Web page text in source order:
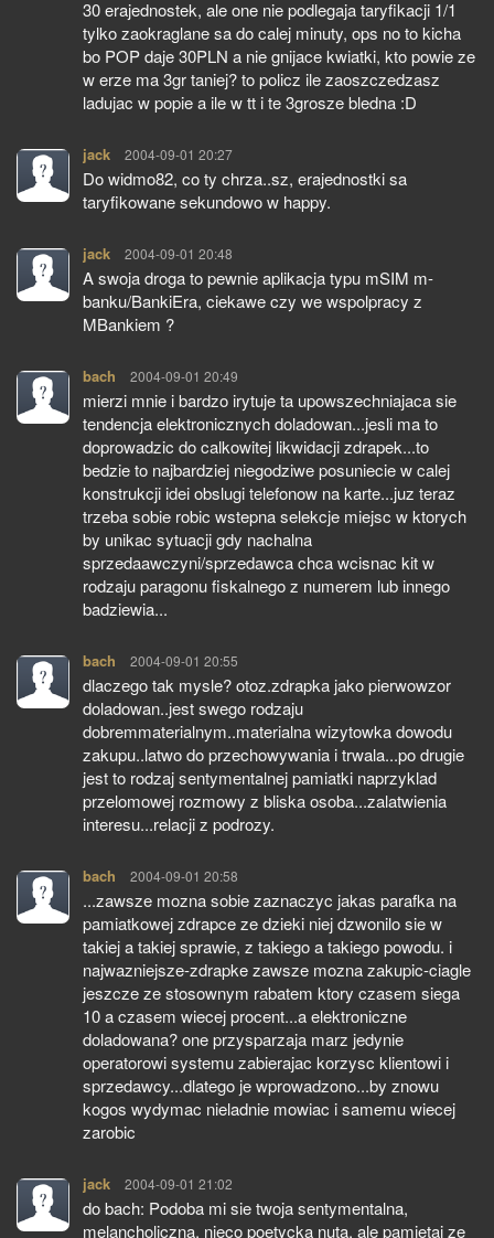
30 erajednostek, ale one nie podlegaja taryfikacji 1/1
tylko zaokraglane sa do calej minuty, ops no to kicha
bo POP daje 30PLN a nie gnijace kwiatki, kto powie ze
w erze ma 3gr taniej? to policz ile zaoszczedzasz
ladujac w popie a ile w tt i te 3grosze bledna :D
jack pisze:
2004-09-01 20:27
Do widmo82, co ty chrza..sz, erajednostki sa
taryfikowane sekundowo w happy.
jack pisze:
2004-09-01 20:48
A swoja droga to pewnie aplikacja typu mSIM m-
banku/BankiEra, ciekawe czy we wspolpracy z
MBankiem ?
bach pisze:
2004-09-01 20:49
mierzi mnie i bardzo irytuje ta upowszechniajaca sie
tendencja elektronicznych doladowan...jesli ma to
doprowadzic do calkowitej likwidacji zdrapek...to
bedzie to najbardziej niegodziwe posuniecie w calej
konstrukcji idei obslugi telefonow na karte...juz teraz
trzeba sobie robic wstepna selekcje miejsc w ktorych
by unikac sytuacji gdy nachalna
sprzedaawczyni/sprzedawca chca wcisnac kit w
rodzaju paragonu fiskalnego z numerem lub innego
badziewia...
bach pisze:
2004-09-01 20:55
dlaczego tak mysle? otoz.zdrapka jako pierwowzor
doladowan..jest swego rodzaju
dobremmaterialnym..materialna wizytowka dowodu
zakupu..latwo do przechowywania i trwala...po drugie
jest to rodzaj sentymentalnej pamiatki naprzyklad
przelomowej rozmowy z bliska osoba...zalatwienia
interesu...relacji z podrozy.
bach pisze:
2004-09-01 20:58
...zawsze mozna sobie zaznaczyc jakas parafka na
pamiatkowej zdrapce ze dzieki niej dzwonilo sie w
takiej a takiej sprawie, z takiego a takiego powodu. i
najwazniejsze-zdrapke zawsze mozna zakupic-ciagle
jeszcze ze stosownym rabatem ktory czasem siega
10 a czasem wiecej procent...a elektroniczne
doladowana? one przysparzaja marz jedynie
operatorowi systemu zabierajac korzysc klientowi i
sprzedawcy...dlatego je wprowadzono...by znowu
kogos wydymac nieladnie mowiac i samemu wiecej
zarobic
jack pisze:
2004-09-01 21:02
do bach: Podoba mi sie twoja sentymentalna,
melancholiczna, nieco poetycka nuta, ale pamietaj ze